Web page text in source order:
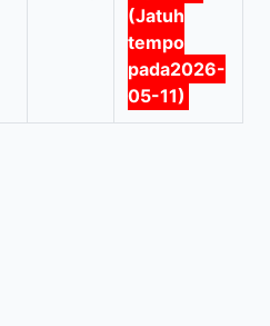
(Jatuh
tempo
pada2026-
05-11)